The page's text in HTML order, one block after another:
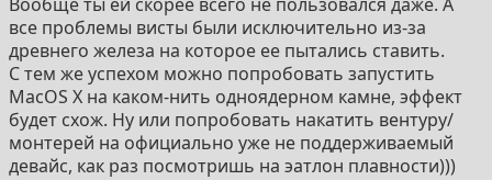
Вообще ты ей скорее всего не пользовался даже. А
все проблемы висты были исключительно из-за
древнего железа на которое ее пытались ставить.
С тем же успехом можно попробовать запустить
MacOS X на каком-нить одноядерном камне, эффект
будет схож. Ну или попробовать накатить вентуру/
монтерей на официально уже не поддерживаемый
девайс, как раз посмотришь на эатлон плавности)))